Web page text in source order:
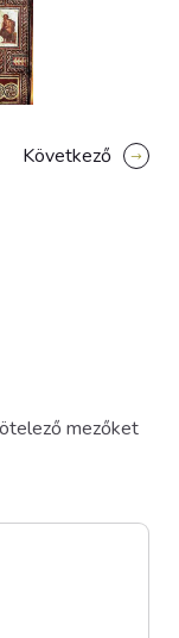
Következő
mezőket